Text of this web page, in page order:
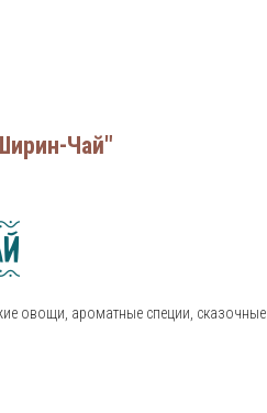
Чай"
овощи, ароматные специи, сказочные